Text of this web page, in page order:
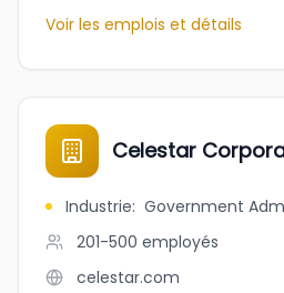
Voir les emplois et détails
Celestar
Industrie: Government
201-500 employés
celestar.com